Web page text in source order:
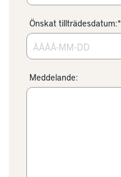
Önskat tillträdesdatum:*
Meddelande: